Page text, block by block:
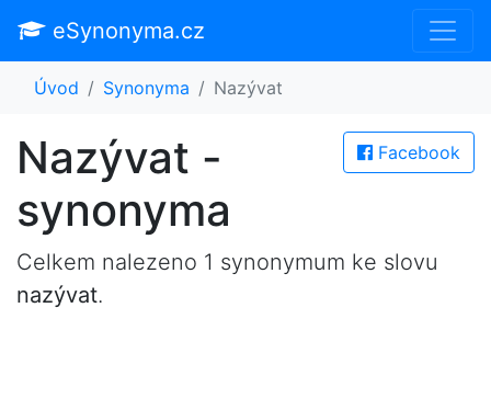
eSynonyma.cz
Úvod Synonyma Nazývat
Facebook
Nazývat -
synonyma
Celkem nalezeno 1 synonymum ke slovu
nazývat.